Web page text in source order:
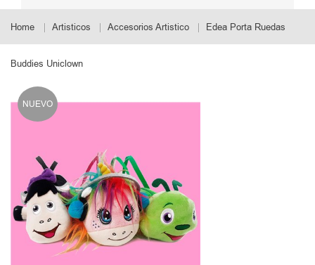
Home Artisticos Accesorios Artistico Edea Porta Ruedas
Buddies Uniclown
NUEVO